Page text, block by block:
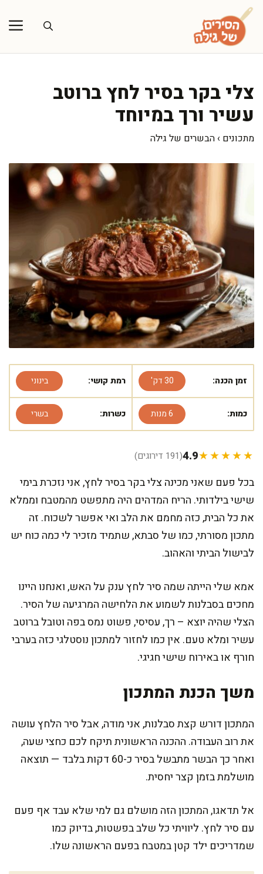
לדלג
לתוכן
צלי בקר בסיר לחץ ברוטב
עשיר ורך במיוחד
מתכונים › הבשרים של גילה
זמן הכנה: 30 דק' רמת קושי: בינוני
כמות: 6 מנות כשרות: בשרי
★★★★★
4.9(191 דירוגים)
בכל פעם שאני מכינה צלי בקר בסיר לחץ, אני נזכרת בימי
שישי בילדותי. הריח המדהים היה מתפשט מהמטבח וממלא
את כל הבית, כזה מחמם את הלב ואי אפשר לשכוח. זה
מתכון מסורתי, כמו של סבתא, שתמיד מזכיר לי כמה כוח יש
לבישול הביתי והאהוב.
אמא שלי הייתה שמה סיר לחץ ענק על האש, ואנחנו היינו
מחכים בסבלנות לשמוע את הלחישה המרגיעה של הסיר.
הצלי שהיה יוצא – רך, עסיסי, פשוט נמס בפה וטובל ברוטב
עשיר ומלא טעם. אין כמו לחזור למתכון נוסטלגי כזה בערבי
חורף או באירוח שישי חגיגי.
משך הכנת המתכון
המתכון דורש קצת סבלנות, אני מודה, אבל סיר הלחץ עושה
את רוב העבודה. ההכנה הראשונית תיקח לכם כחצי שעה,
ואחר כך הבשר מתבשל בסיר כ-60 דקות בלבד — תוצאה
מושלמת בזמן קצר יחסית.
אל תדאגו, המתכון הזה מושלם גם למי שלא עבד אף פעם
עם סיר לחץ. ליוויתי כל שלב בפשטות, בדיוק כמו
שמדריכים ילד קטן במטבח בפעם הראשונה שלו.